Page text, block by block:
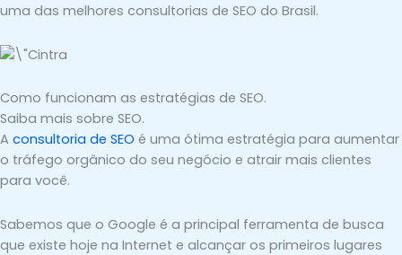
uma das melhores consultorias de SEO do Brasil.
Como funcionam as estratégias de SEO.
Saiba mais sobre SEO.
A consultoria de SEO é uma ótima estratégia para aumentar
o tráfego orgânico do seu negócio e atrair mais clientes
para você.
Sabemos que o Google é a principal ferramenta de busca
que existe hoje na Internet e alcançar os primeiros lugares